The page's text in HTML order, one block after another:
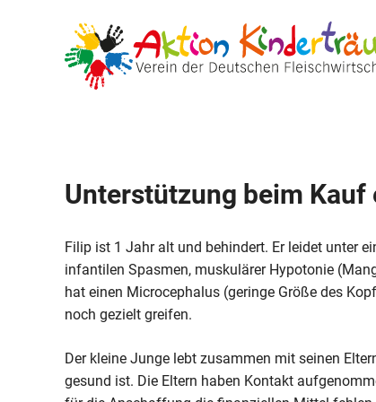
Unterstützung beim Kauf
Filip ist 1 Jahr alt und behindert. Er leidet unter
infantilen Spasmen, muskulärer Hypotonie
hat einen Microcephalus (geringe Größe des
noch gezielt greifen.
Der kleine Junge lebt zusammen mit seinen
gesund ist. Die Eltern haben Kontakt